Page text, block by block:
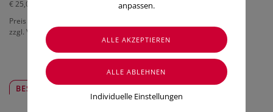
€ 25,00
Preis inkl. MwSt.
zzgl. Versandkosten
BESCHREIBUNG
anpassen.
Individuelle Einstellungen